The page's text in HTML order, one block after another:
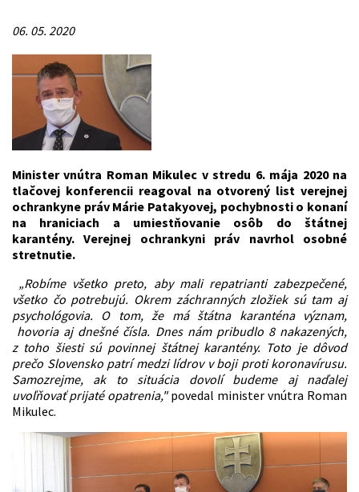
06. 05. 2020
Minister vnútra Roman Mikulec v stredu 6. mája 2020 na
tlačovej konferencii reagoval na otvorený list verejnej
ochrankyne práv Márie Patakyovej, pochybnosti o konaní
na hraniciach a umiestňovanie osôb do štátnej
karantény. Verejnej ochrankyni práv navrhol osobné
stretnutie.
„Robíme všetko preto, aby mali repatrianti zabezpečené,
všetko čo potrebujú. Okrem záchranných zložiek sú tam aj
psychológovia. O tom, že má štátna karanténa význam,
hovoria aj dnešné čísla. Dnes nám pribudlo 8 nakazených,
z toho šiesti sú povinnej štátnej karantény. Toto je dôvod
prečo Slovensko patrí medzi lídrov v boji proti koronavírusu.
Samozrejme, ak to situácia dovolí budeme aj naďalej
uvoľňovať prijaté opatrenia,"povedal minister vnútra Roman
Mikulec.